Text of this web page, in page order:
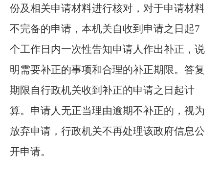
份及相关申请材料进行核对，对于申请材料
不完备的申请，本机关自收到申请之日起7
个工作日内一次性告知申请人作出补正，说
明需要补正的事项和合理的补正期限。答复
期限自行政机关收到补正的申请之日起计
算。申请人无正当理由逾期不补正的，视为
放弃申请，行政机关不再处理该政府信息公
开申请。